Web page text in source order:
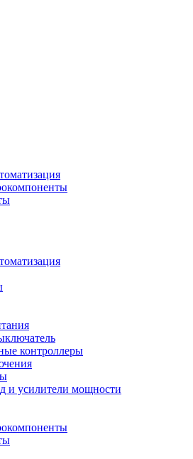
контроллеры
и усилители мощности